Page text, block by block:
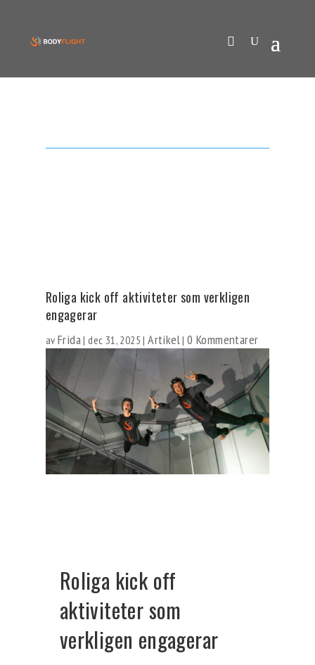
Roliga kick off aktiviteter som verkligen
engagerar
av Frida|dec 31, 2025 |Artikel|0 Kommentarer
Roliga kick off
aktiviteter som
verkligen engagerar